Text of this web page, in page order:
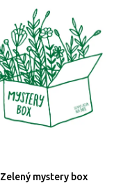
Zelený mystery box